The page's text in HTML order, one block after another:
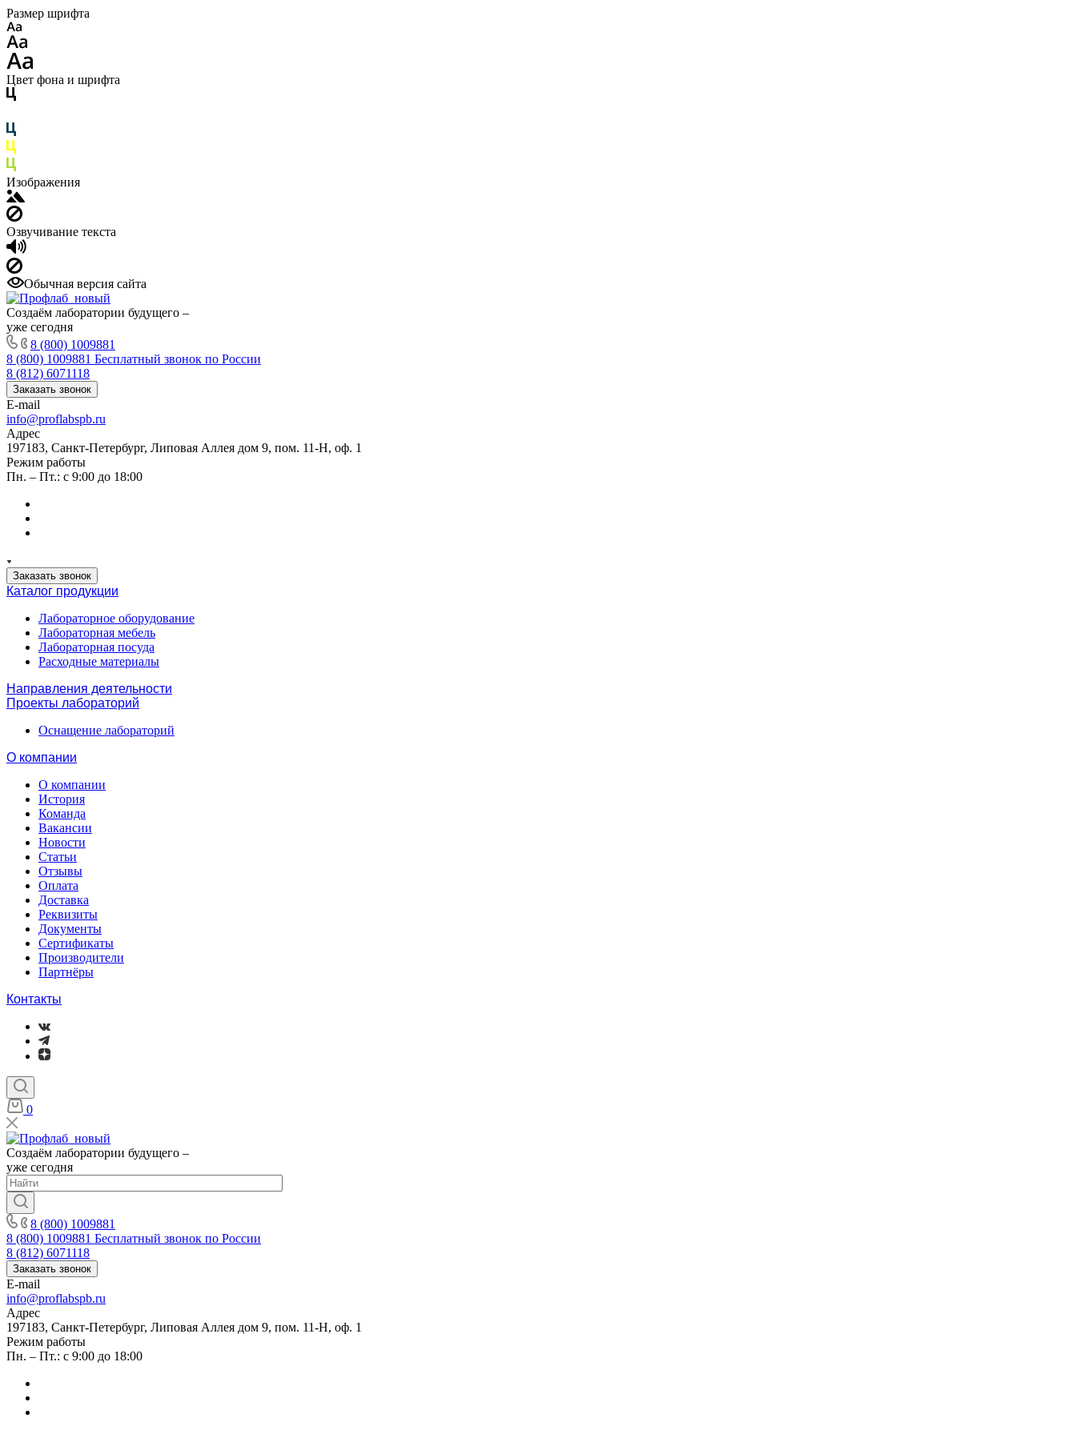
Размер шрифта
Цвет фона и шрифта
Изображения
Озвучивание текста
Обычная версия сайта
Создаём лаборатории будущего –
уже сегодня
8 (800) 1009881
8 (800) 1009881 Бесплатный звонок по России
8 (812) 6071118
Заказать звонок
E-mail
info@proflabspb.ru
Адрес
197183, Санкт-Петербург, Липовая Аллея дом 9, пом. 11-Н, оф. 1
Режим работы
Пн. – Пт.: с 9:00 до 18:00
Заказать звонок
Каталог продукции
Лабораторное оборудование
Лабораторная мебель
Лабораторная посуда
Расходные материалы
Направления деятельности
Проекты лабораторий
Оснащение лабораторий
О компании
О компании
История
Команда
Вакансии
Новости
Статьи
Отзывы
Оплата
Доставка
Реквизиты
Документы
Сертификаты
Производители
Партнёры
Контакты
0
Создаём лаборатории будущего –
уже сегодня
8 (800) 1009881
8 (800) 1009881 Бесплатный звонок по России
8 (812) 6071118
Заказать звонок
E-mail
info@proflabspb.ru
Адрес
197183, Санкт-Петербург, Липовая Аллея дом 9, пом. 11-Н, оф. 1
Режим работы
Пн. – Пт.: с 9:00 до 18:00